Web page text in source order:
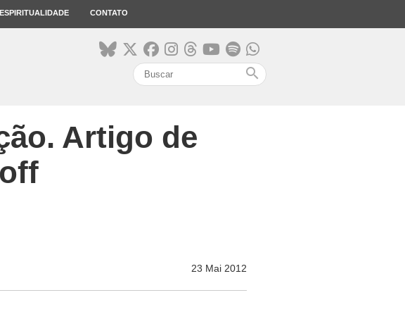
ESPIRITUALIDADE CONTATO
search
Artigo de
23 Mai 2012